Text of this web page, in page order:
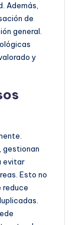
Además,
de
general.
y
gestionan
evitar
Esto no
reduce